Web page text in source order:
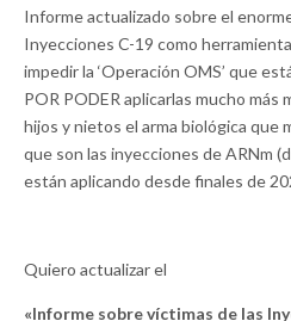
Informe actualizado sobre el
Inyecciones C-19 como
impedir la ‘Operación OMS’ que
POR PODER aplicarlas mucho
hijos y nietos el arma biológica que
que son las inyecciones de ARNm
están aplicando desde finales de
Quiero actualizar el
«Informe sobre víctimas de las